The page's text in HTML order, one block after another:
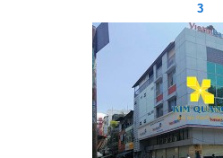
3